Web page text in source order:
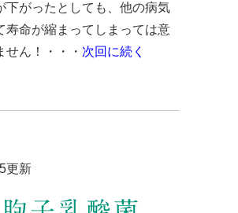
下がったとしても、他の病気
寿命が縮まってしまっては意
せん！・・・ 次回に続く
更新